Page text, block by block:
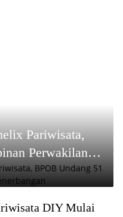
Pariwisata,
Perwakilan
DIY Mulai